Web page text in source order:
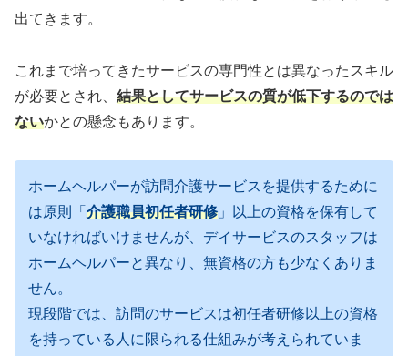
出てきます。
これまで培ってきたサービスの専門性とは異なったスキル
が必要とされ、 結果としてサービスの質が低下するのでは
ないかとの懸念もあります。
ホームヘルパーが訪問介護サービスを提供するために
は原則「 介護職員初任者研修 」以上の資格を保有して
いなければいけませんが、デイサービスのスタッフは
ホームヘルパーと異なり、無資格の方も少なくありま
せん。
現段階では、訪問のサービスは初任者研修以上の資格
を持っている人に限られる仕組みが考えられていま